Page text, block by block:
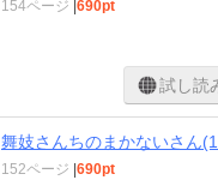
154ページ 690pt
試し読
舞妓さんちのまかないさん
152ページ 690pt